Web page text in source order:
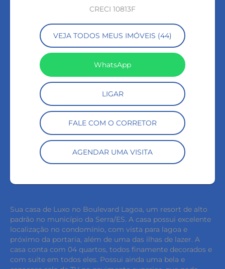
CRECI 10813F
VEJA TODOS MEUS IMÓVEIS (44)
WhatsApp
LIGAR
FALE COM O CORRETOR
AGENDAR UMA VISITA
Sua casa de Luxo no Boulevard Lagoa, um resort de alto
padrão no município da Serra/ES. A casa possui excelente
localização no condomínio, com vista para lagoa e
próximo da portaria, além de uma das ilhas de lazer. A
casa conta com 04 quartos, todos finamente decorados e
com suíte em todos eles. Possui ainda uma bela e